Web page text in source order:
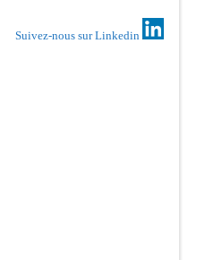
Suivez-nous sur Linkedin